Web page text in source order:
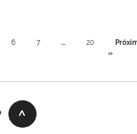
6 7 ... 20
»